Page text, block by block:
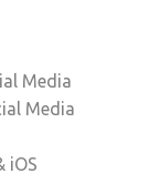
Media
Media
iOS